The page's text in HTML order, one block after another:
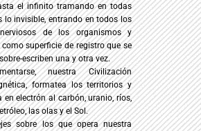
el infinito tramando en todas
lo invisible, entrando en todos los
de los organismos y
superficie de registro que se
escriben una y otra vez.
nuestra Civilización
formatea los territorios y
en electrón al carbón, uranio, ríos,
las olas y el Sol.
sobre los que opera nuestra